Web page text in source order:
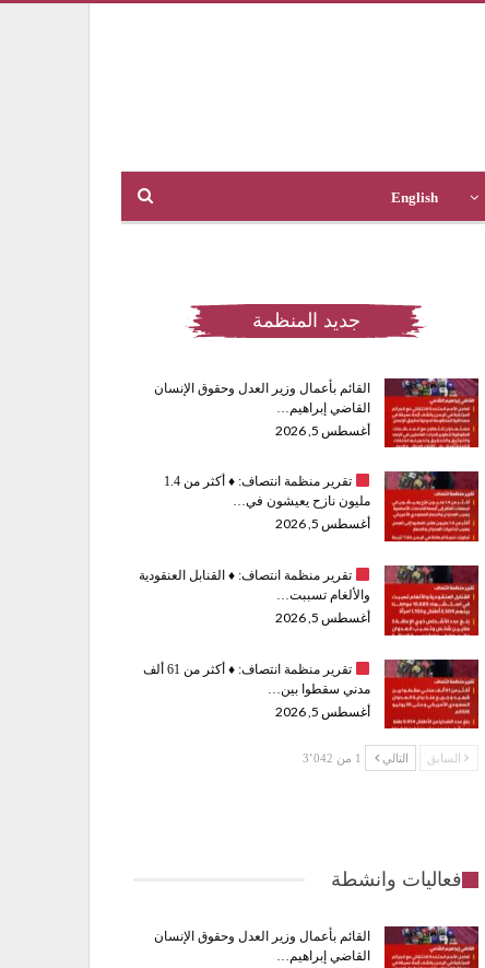
English
جديد المنظمة
القائم بأعمال وزير العدل وحقوق الإنسان
القاضي إبراهيم…
أغسطس 5, 2026
تقرير منظمة انتصاف: ♦️
أكثر من 1.4
مليون نازح يعيشون في…
أغسطس 5, 2026
تقرير منظمة انتصاف: ♦️القنابل العنقودية
والألغام تسببت…
أغسطس 5, 2026
تقرير منظمة انتصاف: ♦️
أكثر من 61 ألف
مدني سقطوا بين…
أغسطس 5, 2026
السابق التالي 1 من 3٬042
فعاليات وانشطة
القائم بأعمال وزير العدل وحقوق الإنسان
القاضي إبراهيم…